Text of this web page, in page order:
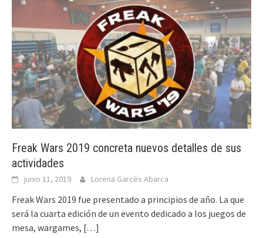
Freak Wars 2019 concreta nuevos detalles de sus
actividades
junio 11, 2019 Lorena Garcés Abarca
Freak Wars 2019 fue presentado a principios de año. La que
será la cuarta edición de un evento dedicado a los juegos de
mesa, wargames, […]